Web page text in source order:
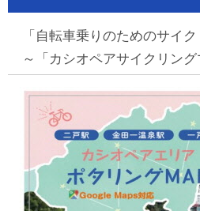
「自転車乗りのためのサイ
～「カシオペアサイクリング